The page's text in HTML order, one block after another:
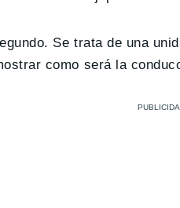
Se trata de una
como será la